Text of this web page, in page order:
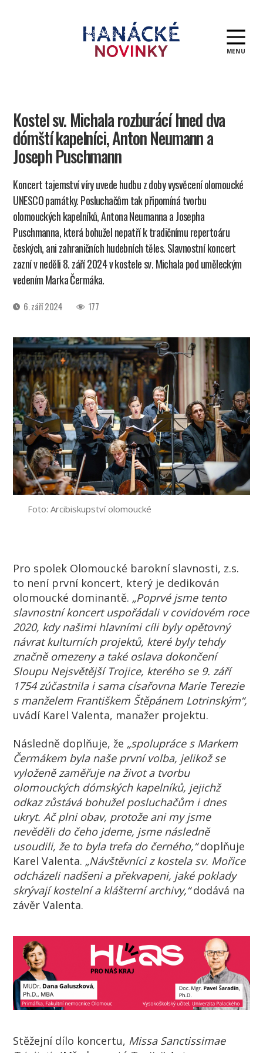
MENU
Kostel sv. Michala rozburácí hned dva
dómští kapelníci, Anton Neumann a
Joseph Puschmann
Koncert tajemství víry uvede hudbu z doby vysvěcení olomoucké
UNESCO památky. Posluchačům tak připomíná tvorbu
olomouckých kapelníků, Antona Neumanna a Josepha
Puschmanna, která bohužel nepatří k tradičnímu repertoáru
českých, ani zahraničních hudebních těles. Slavnostní koncert
zazní v neděli 8. září 2024 v kostele sv. Michala pod uměleckým
vedením Marka Čermáka.
Datum6. září 2024 177
Foto: Arcibiskupství olomoucké
Pro spolek Olomoucké barokní slavnosti, z.s.
to není první koncert, který je dedikován
olomoucké dominantě. „Poprvé jsme tento
slavnostní koncert uspořádali v covidovém roce
2020, kdy našimi hlavními cíli byly opětovný
návrat kulturních projektů, které byly tehdy
značně omezeny a také oslava dokončení
Sloupu Nejsvětější Trojice, kterého se 9. září
1754 zúčastnila i sama císařovna Marie Terezie
s manželem Františkem Štěpánem Lotrinským“,
uvádí Karel Valenta, manažer projektu.
Následně doplňuje, že „spolupráce s Markem
Čermákem byla naše první volba, jelikož se
vyloženě zaměřuje na život a tvorbu
olomouckých dómských kapelníků, jejichž
odkaz zůstává bohužel posluchačům i dnes
ukryt. Ač plni obav, protože ani my jsme
nevěděli do čeho jdeme, jsme následně
usoudili, že to byla trefa do černého,“doplňuje
Karel Valenta. „Návštěvníci z kostela sv. Mořice
odcházeli nadšeni a překvapeni, jaké poklady
skrývají kostelní a klášterní archivy,“dodává na
závěr Valenta.
Stěžejní dílo koncertu, Missa Sanctissimae